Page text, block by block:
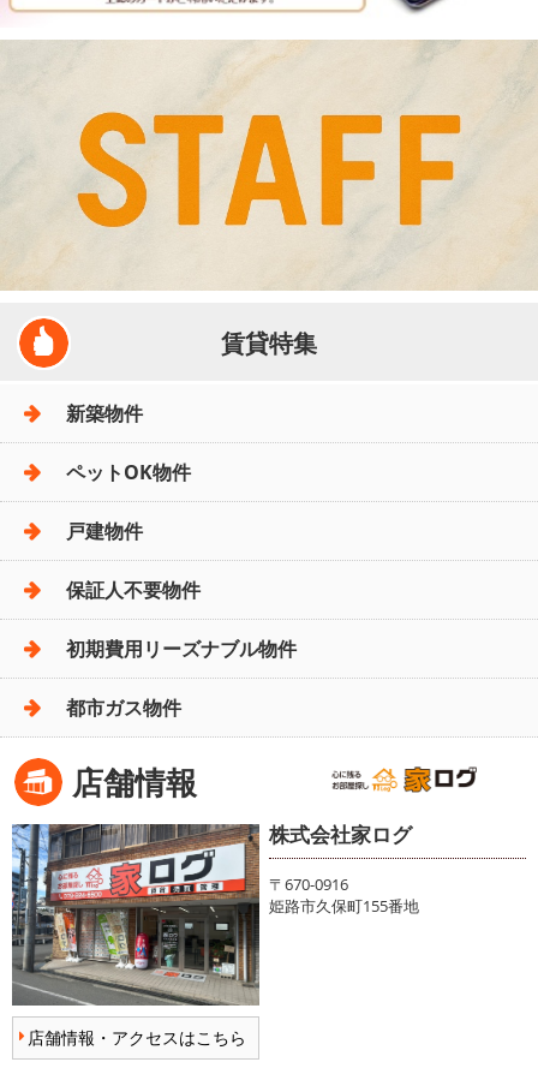
賃貸特集
新築物件
ペットOK物件
戸建物件
保証人不要物件
初期費用リーズナブル物件
都市ガス物件
店舗情報
店舗情報・アクセスはこちら
株式会社家ログ
〒670-0916
姫路市久保町155番地